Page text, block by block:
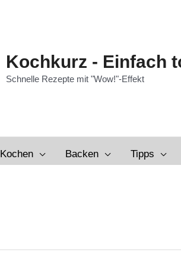
Kochkurz - Einfach
Schnelle Rezepte mit "Wow!"-Effekt
Kochen Backen Tipps